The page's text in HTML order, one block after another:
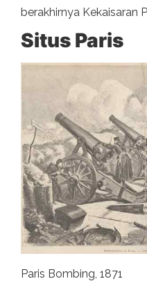
berakhirnya Kekaisaran
Situs Paris
Paris Bombing, 1871